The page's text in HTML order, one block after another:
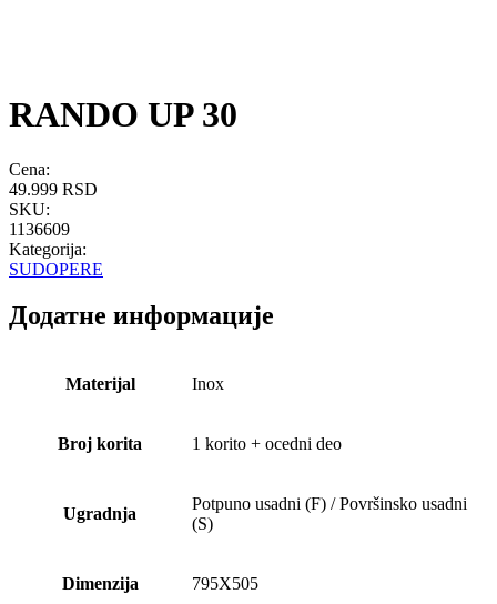
RANDO UP 30
Cena:
49.999 RSD
SKU:
1136609
Kategorija:
SUDOPERE
Додатне информације
Materijal Inox
Broj korita 1 korito + ocedni deo
Ugradnja
Potpuno usadni (F) / Površinsko usadni
(S)
Dimenzija 795X505